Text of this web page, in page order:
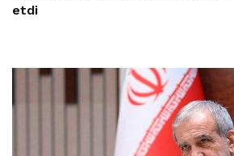
etdi